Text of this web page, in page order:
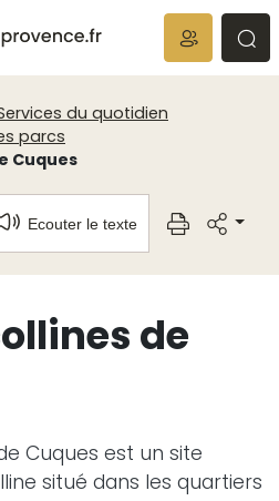
du quotidien
parcs
Cuques
Ecouter le texte
de
Cuques est un site
situé dans les quartiers